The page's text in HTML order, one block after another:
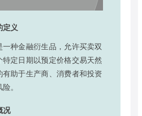
定义
一种金融衍生品，允许买卖双
定日期以预定价格交易天然
助于生产商、消费者和投资
。
况